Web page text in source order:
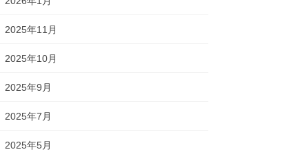
2025年11月
2025年10月
2025年9月
2025年7月
2025年5月